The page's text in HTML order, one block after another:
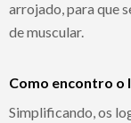
arrojado, para que
de muscular.
Como encontro o
Simplificando, os